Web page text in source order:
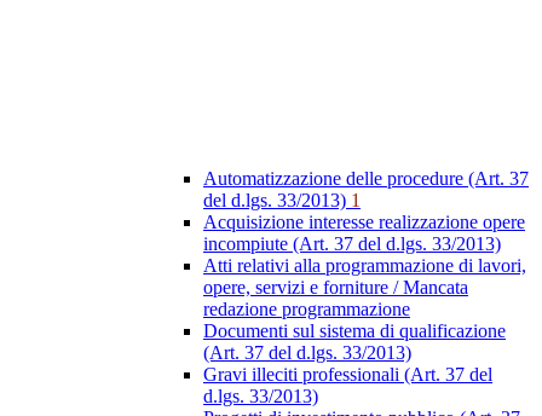
Automatizzazione delle procedure (Art. 37
del d.lgs. 33/2013) 1
Acquisizione interesse realizzazione opere
incompiute (Art. 37 del d.lgs. 33/2013)
Atti relativi alla programmazione di lavori,
opere, servizi e forniture / Mancata
redazione programmazione
Documenti sul sistema di qualificazione
(Art. 37 del d.lgs. 33/2013)
Gravi illeciti professionali (Art. 37 del
d.lgs. 33/2013)